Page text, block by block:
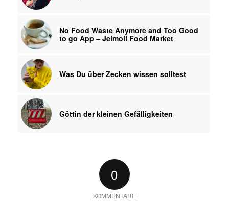
No Food Waste Anymore and Too Good
to go App – Jelmoli Food Market
Was Du über Zecken wissen solltest
Göttin der kleinen Gefälligkeiten
0
KOMMENTARE